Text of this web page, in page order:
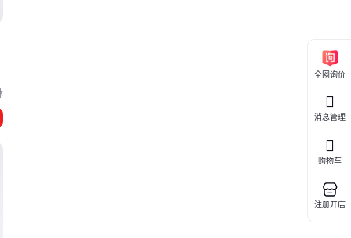
全网询价
消息管理
购物车
注册开店